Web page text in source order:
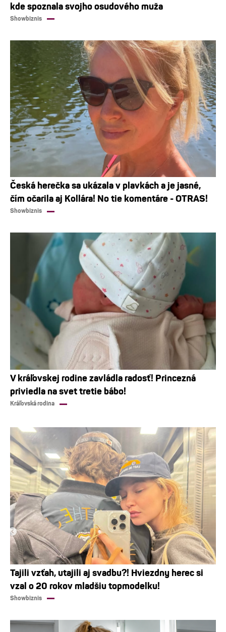
kde spoznala svojho osudového muža
Showbiznis
Česká herečka sa ukázala v plavkách a je jasné,
čím očarila aj Kollára! No tie komentáre - OTRAS!
Showbiznis
V kráľovskej rodine zavládla radosť! Princezná
priviedla na svet tretie bábo!
Kráľovská rodina
Tajili vzťah, utajili aj svadbu?! Hviezdny herec si
vzal o 20 rokov mladšiu topmodelku!
Showbiznis